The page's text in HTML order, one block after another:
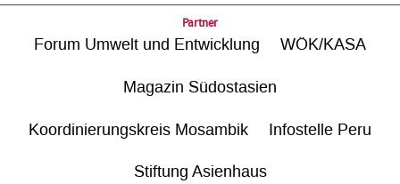
Partner
Forum Umwelt und Entwicklung WÖK/KASA
Magazin Südostasien
Koordinierungskreis Mosambik Infostelle Peru
Stiftung Asienhaus